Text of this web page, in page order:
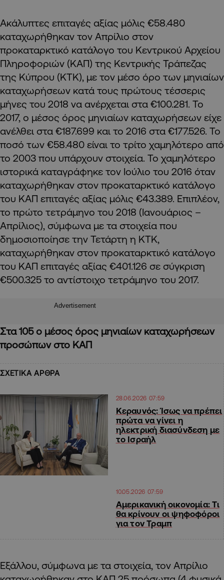
Ακάλυπτες επιταγές αξίας μόλις €58.480
καταχωρήθηκαν τον Απρίλιο στον
προκαταρκτικό κατάλογο του Κεντρικού Αρχείου
Πληροφοριών (ΚΑΠ) της Κεντρικής Τράπεζας
της Κύπρου (ΚΤΚ), με τον μέσο όρο των μηνιαίων
καταχωρήσεων κατά τους πρώτους τέσσερις
μήνες του 2018 να ανέρχεται στα €100.281. Το
2017, ο μέσος όρος μηνιαίων καταχωρήσεων είχε
ανέλθει στα €187.699 και το 2016 στα €177.526. Το
ποσό των €58.480 είναι το τρίτο χαμηλότερο από
το 2003 που υπάρχουν στοιχεία. Το χαμηλότερο
ιστορικά καταγράφηκε τον Ιούλιο του 2016 όταν
καταχωρήθηκαν στον προκαταρκτικό κατάλογο
του ΚΑΠ επιταγές αξίας μόλις €43.389. Επιπλέον,
το πρώτο τετράμηνο του 2018 (Ιανουάριος –
Απρίλιος), σύμφωνα με τα στοιχεία που
δημοσιοποίησε την Τετάρτη η ΚΤΚ,
καταχωρήθηκαν στον προκαταρκτικό κατάλογο
του ΚΑΠ επιταγές αξίας €401.126 σε σύγκριση
€500.325 το αντίστοιχο τετράμηνο του 2017.
Advertisement
Στα 105 ο μέσος όρος μηνιαίων καταχωρήσεων
προσώπων στο ΚΑΠ
ΣΧΕΤΙΚΑ ΑΡΘΡΑ
28.06.2026 07:59
Κεραυνός: Ίσως να πρέπει
πρώτα να γίνει η
ηλεκτρική διασύνδεση με
το Ισραήλ
10.05.2026 07:59
Αμερικανική οικονομία: Τι
θα κρίνουν οι ψηφοφόροι
για τον Τραμπ
Εξάλλου, σύμφωνα με τα στοιχεία, τον Απρίλιο